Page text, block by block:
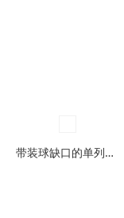
带装球缺口的单列深沟球轴承